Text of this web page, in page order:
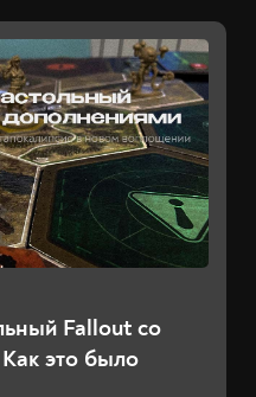
Fallout со
это было